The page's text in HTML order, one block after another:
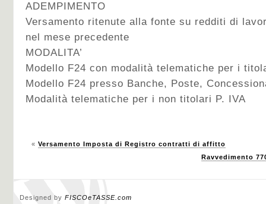
ADEMPIMENTO
Versamento ritenute alla fonte su redditi di
nel mese precedente
MODALITA’
Modello F24 con modalità telematiche per i
Modello F24 presso Banche, Poste,
Modalità telematiche per i non titolari P. IVA
« Versamento Imposta di Registro contratti di affitto
Ravvedimento
Designed by FISCOeTASSE.com